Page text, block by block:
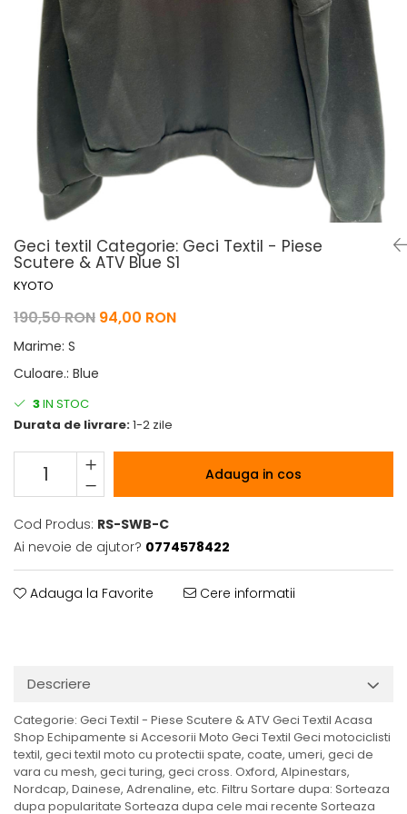
Pelerine de ploaie
Protectii
Rucsac/Borseta
Tricou / Geci / Termic
Roti/Accesorii
Ambreiaj
Evacuare
Cabluri si Conducte
Uleiuri si Lubrifianti
Filtre
Suspensii
Transmisie
Geci textil Categorie: Geci Textil - Piese
Scutere & ATV Blue S1
KYOTO
190,50 RON 94,00 RON
Marime: S
Culoare.: Blue
3IN STOC
Durata de livrare:1-2 zile
Adauga in cos
Cod Produs: RS-SWB-C
Ai nevoie de ajutor? 0774578422
Adauga la Favorite Cere informatii
Descriere
Categorie: Geci Textil - Piese Scutere & ATV Geci Textil Acasa
Shop Echipamente si Accesorii Moto Geci Textil Geci motociclisti
textil, geci textil moto cu protectii spate, coate, umeri, geci de
vara cu mesh, geci turing, geci cross. Oxford, Alpinestars,
Nordcap, Dainese, Adrenaline, etc. Filtru Sortare dupa: Sorteaza
dupa popularitate Sorteaza dupa cele mai recente Sorteaza